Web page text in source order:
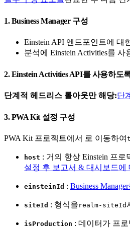
1. Business Manager 구성
Einstein API 엔드포인트에 대
분석에 Einstein Activities를
2. Einstein Activities API를 사용하도
단계적 헤드리스 롤아웃만 해당:단
3. PWA Kit 설정 구성
PWA Kit 프로젝트에서 로 이동하여
host : 거의 항상 Einstein 프로
설정 후 보고서 & 대시보드에
einsteinId : Business
siteId : 형식을 realm-siteId
isProduction : 데이터가 프